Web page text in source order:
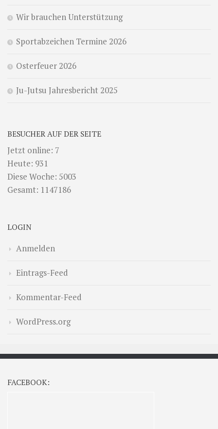
Wir brauchen Unterstützung
Sportabzeichen Termine 2026
Osterfeuer 2026
Ju-Jutsu Jahresbericht 2025
BESUCHER AUF DER SEITE
Jetzt online: 7
Heute: 931
Diese Woche: 5003
Gesamt: 1147186
LOGIN
Anmelden
Eintrags-Feed
Kommentar-Feed
WordPress.org
FACEBOOK: